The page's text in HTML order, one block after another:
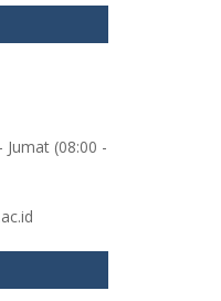
Jumat (08:00 -